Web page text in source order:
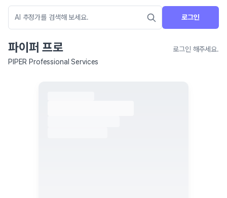
로그인
파이퍼 프로
로그인 해주세요.
PIPER Professional Services